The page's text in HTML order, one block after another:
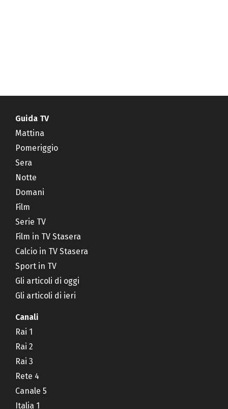
Guida TV
Mattina
Pomeriggio
Sera
Notte
Domani
Film
Serie TV
Film in TV Stasera
Calcio in TV Stasera
Sport in TV
Gli articoli di oggi
Gli articoli di ieri
Canali
Rai 1
Rai 2
Rai 3
Rete 4
Canale 5
Italia 1